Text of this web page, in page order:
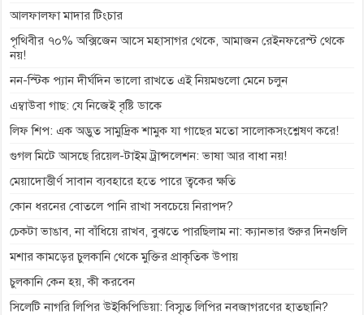
আলফালফা মাদার টিংচার
পৃথিবীর ৭০% অক্সিজেন আসে মহাসাগর থেকে, আমাজন রেইনফরেস্ট থেকে
নয়!
নন-স্টিক প্যান দীর্ঘদিন ভালো রাখতে এই নিয়মগুলো মেনে চলুন
এম্বাউবা গাছ: যে নিজেই বৃষ্টি ডাকে
লিফ শিপ: এক অদ্ভুত সামুদ্রিক শামুক যা গাছের মতো সালোকসংশ্লেষণ করে!
গুগল মিটে আসছে রিয়েল-টাইম ট্রান্সলেশন: ভাষা আর বাধা নয়!
মেয়াদোত্তীর্ণ সাবান ব্যবহারে হতে পারে ত্বকের ক্ষতি
কোন ধরনের বোতলে পানি রাখা সবচেয়ে নিরাপদ?
চেকটা ভাঙাব, না বাঁধিয়ে রাখব, বুঝতে পারছিলাম না: ক্যানভার শুরুর দিনগুলি
মশার কামড়ের চুলকানি থেকে মুক্তির প্রাকৃতিক উপায়
চুলকানি কেন হয়, কী করবেন
সিলেটি নাগরি লিপির উইকিপিডিয়া: বিস্মৃত লিপির নবজাগরণের হাতছানি?